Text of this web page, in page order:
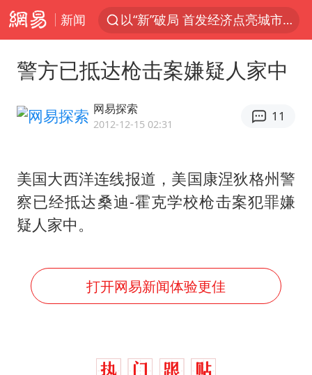
新闻
以“新”破局 首发经济点亮城市消费活力
佛得角门将亮相智利俱乐部主场
宇树科技发行价格150.80元/股
宇树科技王兴兴身家有望超200亿元
五粮液渠道价一箱上涨近百元
泰国一女公务员妆容引争议 本人回应
多地要求领导干部带头休假
警方已抵达枪击案嫌疑人家中
网易探索
2012-12-15 02:31
11
美国大西洋连线报道，美国康涅狄格州警
察已经抵达桑迪-霍克学校枪击案犯罪嫌
疑人家中。
打开网易新闻体验更佳